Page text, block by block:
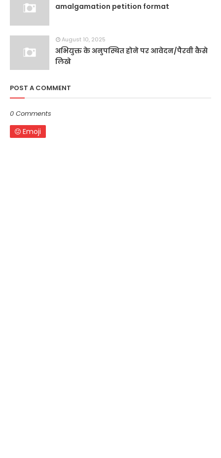
amalgamation petition format
August 10, 2025
अभियुक्त के अनुपस्थित होने पर आवेदन/पैरवी कैसे
लिखे
POST A COMMENT
0 Comments
Emoji